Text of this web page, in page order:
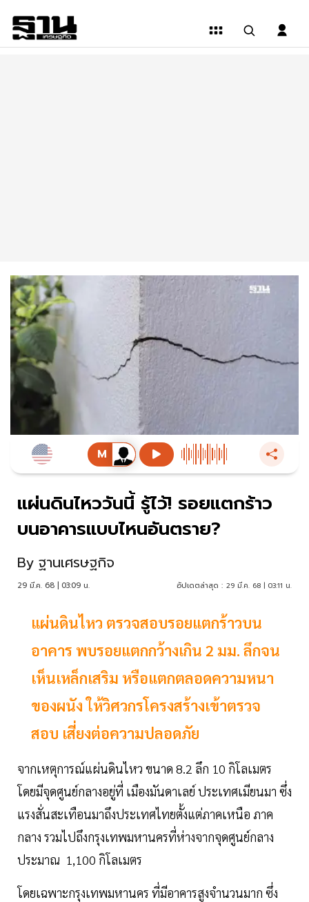
แผ่นดินไหววันนี้ รู้ไว้! รอยแตกร้าว
บนอาคารแบบไหนอันตราย?
By ฐานเศรษฐกิจ
29 มี.ค. 68 | 03:09 น. อัปเดตล่าสุด : 29 มี.ค. 68 | 03:11 น.
แผ่นดินไหว ตรวจสอบรอยแตกร้าวบน
อาคาร พบรอยแตกกว้างเกิน 2 มม. ลึกจน
เห็นเหล็กเสริม หรือแตกตลอดความหนา
ของผนัง ให้วิศวกรโครงสร้างเข้าตรวจ
สอบ เสี่ยงต่อความปลอดภัย
จากเหตุการณ์แผ่นดินไหว ขนาด 8.2 ลึก 10 กิโลเมตร
โดยมีจุดศูนย์กลางอยู่ที่ เมืองมันดาเลย์ ประเทศเมียนมา ซึ่ง
แรงสั่นสะเทือนมาถึงประเทศไทยตั้งแต่ภาคเหนือ ภาค
กลาง รวมไปถึงกรุงเทพมหานครที่ห่างจากจุดศูนย์กลาง
ประมาณ 1,100 กิโลเมตร
โดยเฉพาะกรุงเทพมหานคร ที่มีอาคารสูงจำนวนมาก ซึ่ง